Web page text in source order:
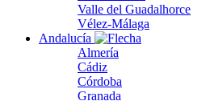
Valle del Guadalhorce
Vélez-Málaga
Andalucía
Almería
Cádiz
Córdoba
Granada